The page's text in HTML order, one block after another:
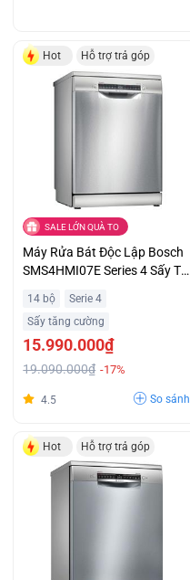
Hot Hỗ trợ trả góp
SALE LỚN QUÀ TO
Máy Rửa Bát Độc Lập Bosch
SMS4HMI07E Series 4 Sấy Tự
14 bộ
Serie 4
Sấy tăng cường
15.990.000₫
19.090.000₫ -17%
4.5 So sánh
Hot Hỗ trợ trả góp